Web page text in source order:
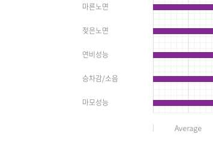
마른노면
젖은노면
연비성능
승차감/소음
마모성능